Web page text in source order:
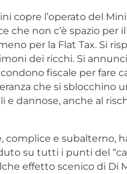
copre l’operato del
che non c’è spazio per
per la Flat Tax. Si
dei ricchi. Si
fiscale per fare
che si sblocchino
e dannose, anche al
complice e subalterno,
su tutti i punti del
effetto scenico di Di